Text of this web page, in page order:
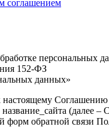
соглашением
персональных
152-ФЗ
данных»
настоящему Соглашению
(далее –
форм обратной связи